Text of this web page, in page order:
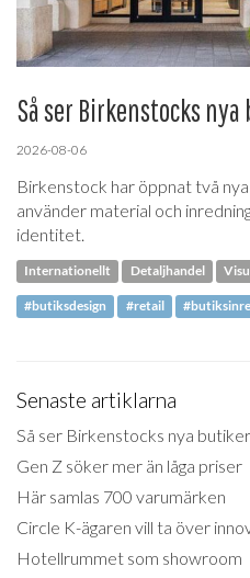
Så ser Birkenstocks
2026-08-06
Birkenstock har öppnat två
använder material och
identitet.
Internationellt Detaljhandel
#butiksdesign #retail
Senaste artiklarna
Så ser Birkenstocks nya
Gen Z söker mer än låga priser
Här samlas 700 varumärken
Circle K-ägaren vill ta över
Hotellrummet som showroom